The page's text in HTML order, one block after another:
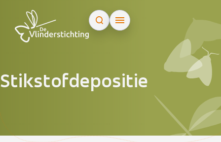
Stikstofdepositie